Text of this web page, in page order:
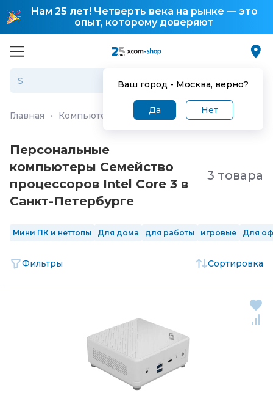
Нам 25 лет! Четверть века на рынке — это
опыт, которому доверяют
Ваш город - Москва, верно?
Да Нет
Главная · Компьютеры и ноутбуки Персональные
Персональные
компьютеры Семейство
процессоров Intel Core 3 в
Санкт-Петербургe
3 товара
Мини ПК и неттопы Для дома для работы игровые Для
Фильтры Сортировка